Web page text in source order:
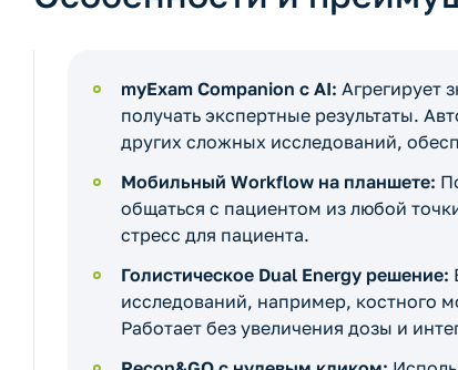
myExam Companion с AI: Агрегирует
получать экспертные результаты.
других сложных исследований,
Мобильный Workflow на планшете:
общаться с пациентом из любой
стресс для пациента.
Голистическое Dual Energy решение:
исследований, например, костного
Работает без увеличения дозы и